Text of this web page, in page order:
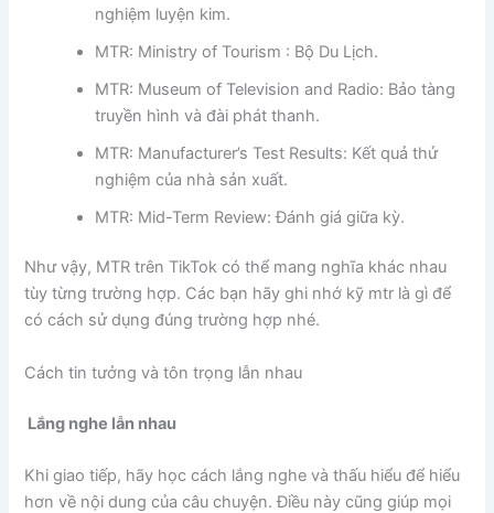
nghiệm luyện kim.
MTR: Ministry of Tourism : Bộ Du Lịch.
MTR: Museum of Television and Radio: Bảo tàng
truyền hình và đài phát thanh.
MTR: Manufacturer’s Test Results: Kết quả thử
nghiệm của nhà sản xuất.
MTR: Mid-Term Review: Đánh giá giữa kỳ.
Như vậy, MTR trên TikTok có thể mang nghĩa khác nhau
tùy từng trường hợp. Các bạn hãy ghi nhớ kỹ mtr là gì để
có cách sử dụng đúng trường hợp nhé.
Cách tin tưởng và tôn trọng lẫn nhau
Lắng nghe lẫn nhau
Khi giao tiếp, hãy học cách lắng nghe và thấu hiểu để hiểu
hơn về nội dung của câu chuyện. Điều này cũng giúp mọi